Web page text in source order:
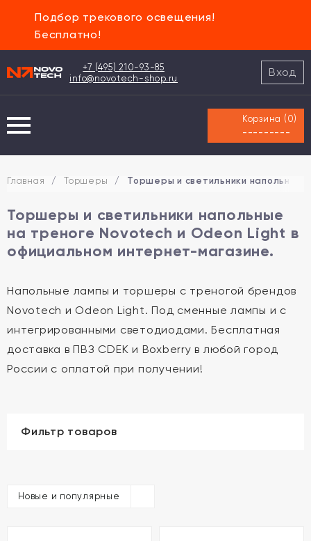
Подбор трекового освещения!
Бесплатно!
+7 (495) 210-93-85
info@novotech-shop.ru
Вход
Корзина ( 0)
---------
Главная / Торшеры / Торшеры и светильники напольные
Торшеры и светильники напольные
на треноге Novotech и Odeon Light в
официальном интернет-магазине.
Напольные лампы и торшеры с треногой брендов
Novotech и Odeon Light. Под сменные лампы и с
интегрированными светодиодами. Бесплатная
доставка в ПВЗ CDEK и Boxberry в любой город
России с оплатой при получении!
Фильтр товаров
Новые и популярные